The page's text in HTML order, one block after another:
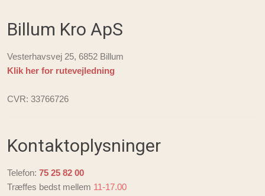
Billum Kro ApS
Vesterhavsvej 25, 6852 Billum
Klik her for rutevejledning
CVR: 33766726
Kontaktoplysninger
Telefon: 75 25 82 00
Træffes bedst mellem 11-17.00​